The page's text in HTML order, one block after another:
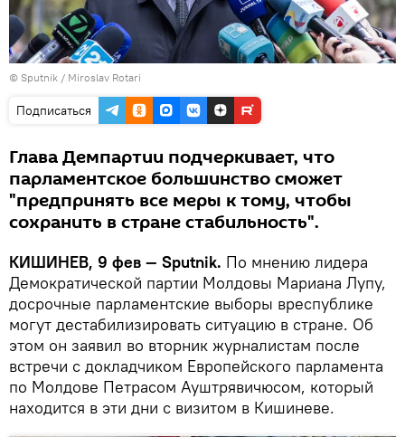
© Sputnik / Miroslav Rotari
Подписаться
Глава Демпартии подчеркивает, что
парламентское большинство сможет
"предпринять все меры к тому, чтобы
сохранить в стране стабильность".
КИШИНЕВ, 9 фев — Sputnik. По мнению лидера
Демократической партии Молдовы Мариана Лупу,
досрочные парламентские выборы вреспублике
могут дестабилизировать ситуацию в стране. Об
этом он заявил во вторник журналистам после
встречи с докладчиком Европейского парламента
по Молдове Петрасом Ауштрявичюсом, который
находится в эти дни с визитом в Кишиневе.